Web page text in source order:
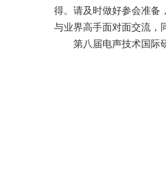
得。请及时做好参会准备
与业界高手面对面交流，
第八届电声技术国际